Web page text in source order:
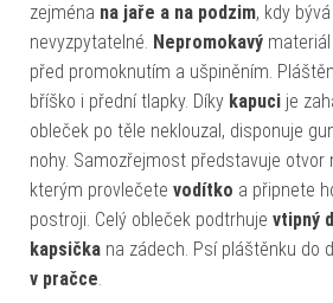
zejména na jaře a na podzim, kdy
nevyzpytatelné. Nepromokavý
před promoknutím a ušpiněním.
bříško i přední tlapky. Díky kapuci je
obleček po těle neklouzal, disponuje
nohy. Samozřejmost představuje otvor
kterým provlečete vodítko a připnete
postroji. Celý obleček podtrhuje vtipný
kapsička na zádech. Psí pláštěnku do
v pračce.